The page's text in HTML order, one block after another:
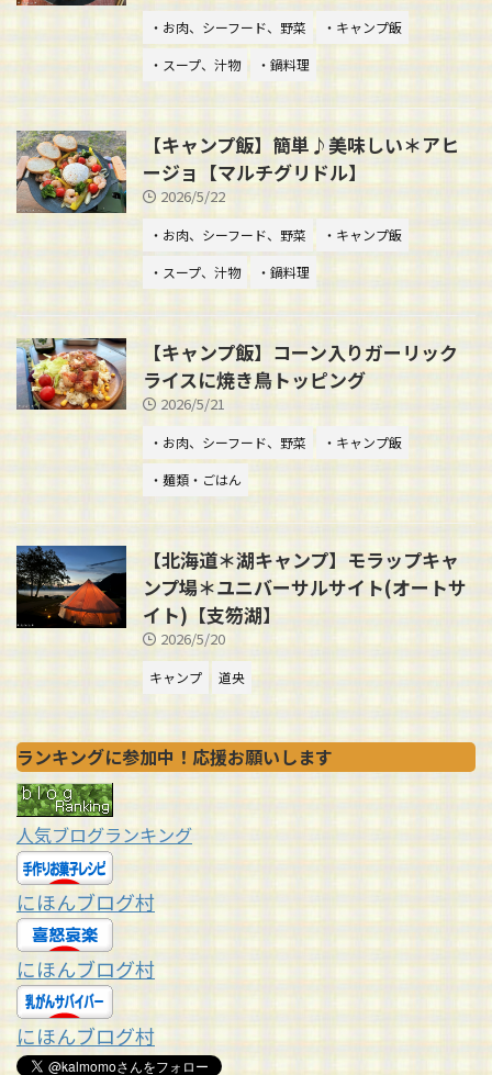
・お肉、シーフード、野菜
・キャンプ飯
・スープ、汁物
・鍋料理
【キャンプ飯】簡単♪美味しい＊アヒ
ージョ【マルチグリドル】
2026/5/22
・お肉、シーフード、野菜
・キャンプ飯
・スープ、汁物
・鍋料理
【キャンプ飯】コーン入りガーリック
ライスに焼き鳥トッピング
2026/5/21
・お肉、シーフード、野菜
・キャンプ飯
・麺類・ごはん
【北海道＊湖キャンプ】モラップキャ
ンプ場＊ユニバーサルサイト(オートサ
イト)【支笏湖】
2026/5/20
キャンプ 道央
ランキングに参加中！応援お願いします
人気ブログランキング
にほんブログ村
にほんブログ村
にほんブログ村